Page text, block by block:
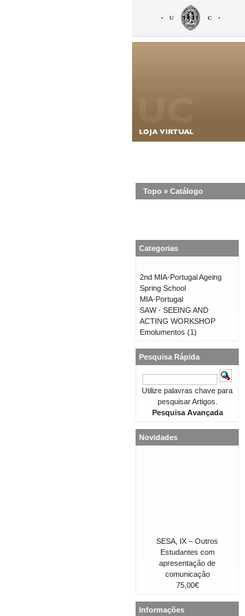
Topo » Catálogo
Categorias
2nd MIA-Portugal Ageing
Spring School
MIA-Portugal
SAW - SEEING AND
ACTING WORKSHOP
Emolumentos (1)
Pesquisa Rápida
Utilize palavras chave para
pesquisar Artigos.
Pesquisa Avançada
Novidades
SESA, IX – Outros
Estudantes com
apresentação de
comunicação
75,00€
Informações